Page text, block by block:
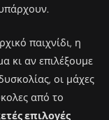
παιχνίδι, η
κι αν επιλέξουμε
οι μάχες
από το
επιλογές